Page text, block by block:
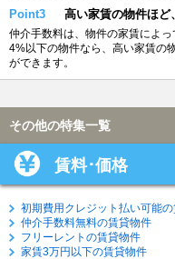
Point3 高い家賃の物件ほど
仲介手数料は、物件の家賃によ
4%以下の物件なら、高い家賃の
ができます。
その他の特集一覧
賃料･価格
初期費用クレジット払い可能
仲介手数料無料の賃貸物件
フリーレントの賃貸物件
家賃3万円以下の賃貸物件